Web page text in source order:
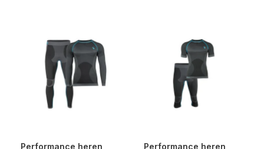
Performance heren Performance heren